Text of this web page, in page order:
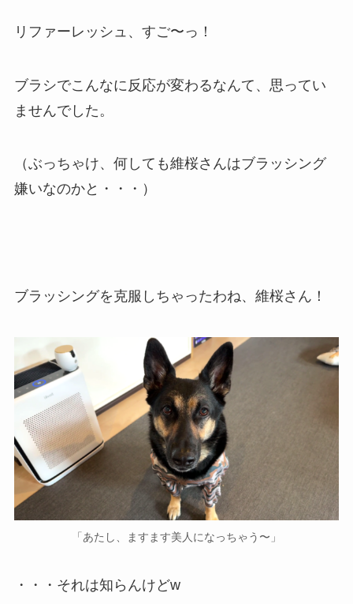
リファーレッシュ、すご〜っ！
ブラシでこんなに反応が変わるなんて、思ってい
ませんでした。
（ぶっちゃけ、何しても維桜さんはブラッシング
嫌いなのかと・・・）
ブラッシングを克服しちゃったわね、維桜さん！
「あたし、ますます美人になっちゃう〜」
・・・それは知らんけどw